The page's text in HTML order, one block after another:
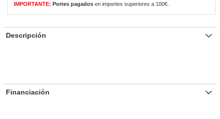
IMPORTANTE: Portes pagados en importes superiores a 100€.
Descripción
Financiación